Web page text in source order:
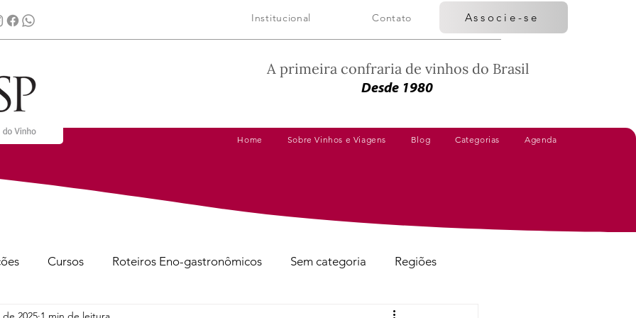
Institucional Contato Associe-se
A primeira confraria de vinhos do Brasil
Desde 1980
Home Sobre Vinhos e Viagens Blog Categorias Agenda
Cursos Roteiros Eno-gastronômicos Sem categoria Regiões